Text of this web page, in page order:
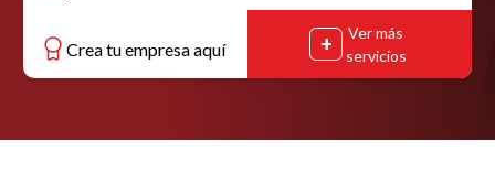
Crea tu empresa aquí
Ver más
servicios